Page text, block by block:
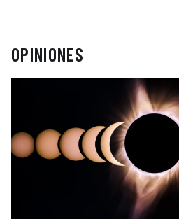
OPINIONES